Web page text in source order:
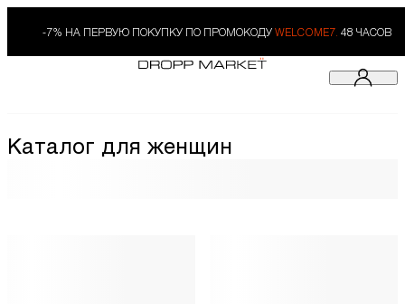
-7% НА ПЕРВУЮ ПОКУПКУ ПО ПРОМОКОДУ WELCOME7. 48 ЧАСОВ
Каталог для женщин